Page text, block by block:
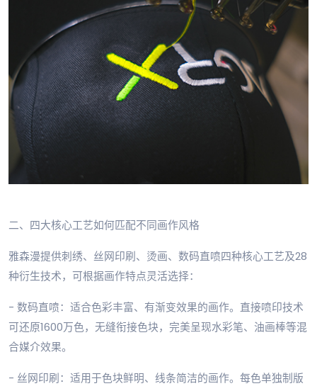
二、四大核心工艺如何匹配不同画作风格
雅森漫提供刺绣、丝网印刷、烫画、数码直喷四种核心工艺及28
种衍生技术，可根据画作特点灵活选择：
- 数码直喷：适合色彩丰富、有渐变效果的画作。直接喷印技术
可还原1600万色，无缝衔接色块，完美呈现水彩笔、油画棒等混
合媒介效果。
- 丝网印刷：适用于色块鲜明、线条简洁的画作。每色单独制版